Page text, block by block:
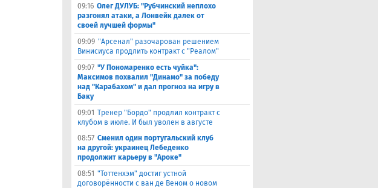
09:16 Олег ДУЛУБ: "Рубчинский неплохо
разгонял атаки, а Лонвейк далек от
своей лучшей формы"
09:09 "Арсенал" разочарован решением
Винисиуса продлить контракт с "Реалом"
09:07 "У Пономаренко есть чуйка":
Максимов похвалил "Динамо" за победу
над "Карабахом" и дал прогноз на игру в
Баку
09:01 Тренер "Бордо" продлил контракт с
клубом в июле. И был уволен в августе
08:57 Сменил один португальский клуб
на другой: украинец Лебеденко
продолжит карьеру в "Ароке"
08:51 "Тоттенхэм" достиг устной
договорённости с ван де Веном о новом